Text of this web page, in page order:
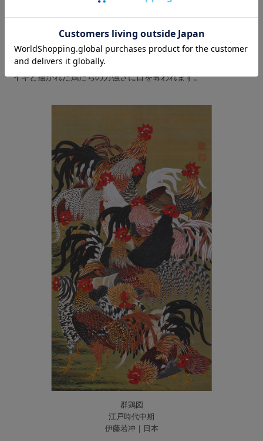
若冲といえばこの絵！というくらい有名な「鶏」をテーマにし
若冲は自宅の庭で鶏を放し飼いにして、毎日のように写生を重
ねながら生き物たちの命一つ一つを丁寧に描きました。洗練さ
れた構図は現代においてもモダンに感じられ、色鮮やかにイキ
イキと描かれた鶏たちの力強さに目を奪われます。
群鶏図
江戸時代中期
伊藤若冲｜日本